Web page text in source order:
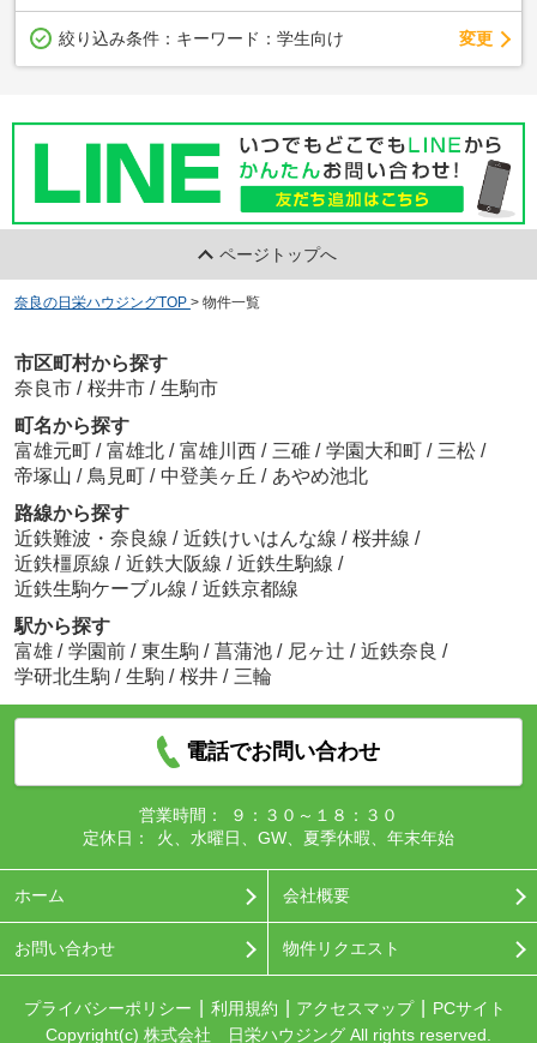
絞り込み条件： キーワード：学生向け 変更
ページトップへ
奈良の日栄ハウジングTOP > 物件一覧
市区町村から探す
奈良市 / 桜井市 / 生駒市
町名から探す
富雄元町 / 富雄北 / 富雄川西 / 三碓 / 学園大和町 / 三松 /
帝塚山 / 鳥見町 / 中登美ヶ丘 / あやめ池北
路線から探す
近鉄難波・奈良線 / 近鉄けいはんな線 / 桜井線 /
近鉄橿原線 / 近鉄大阪線 / 近鉄生駒線 /
近鉄生駒ケーブル線 / 近鉄京都線
駅から探す
富雄 / 学園前 / 東生駒 / 菖蒲池 / 尼ヶ辻 / 近鉄奈良 /
学研北生駒 / 生駒 / 桜井 / 三輪
電話でお問い合わせ
営業時間：
９：３０～１８：３０
定休日：
火、水曜日、GW、夏季休暇、年末年始
ホーム 会社概要
お問い合わせ 物件リクエスト
プライバシーポリシー 利用規約 アクセスマップ
PCサイト
Copyright(c) 株式会社 日栄ハウジング All rights reserved.